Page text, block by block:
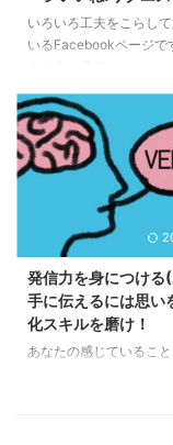
ールは書いているのだか
ーシャルのアカウント
きに プロフィールとか
ないか？と考えない ...
いろいろ工夫をこらし
いるFacebookページで
った人に片っ端から 「い
ね！」リクエストを送る
めましょう。 「
がった」人が あなたを無
応援してくれるファン
とを 気づかなければなり
ん。 友達ならあなたの
少し交流した人なら、興
ば押すかもしれません。
自分の投稿に「いいね！
てくれたこともなく、
発信力を身につける
手に伝えるには思い
化スキルを磨け！
あなたの感じているこ